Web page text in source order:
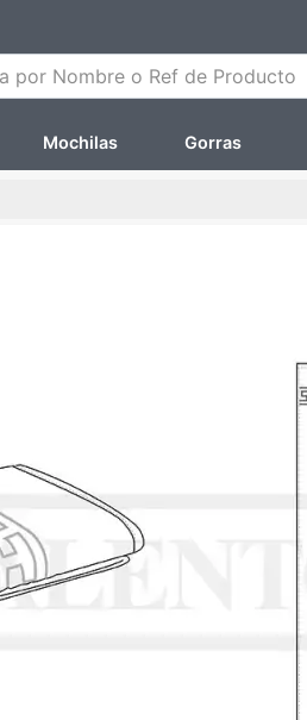
por Nombre o Ref de Producto
Mochilas Gorras